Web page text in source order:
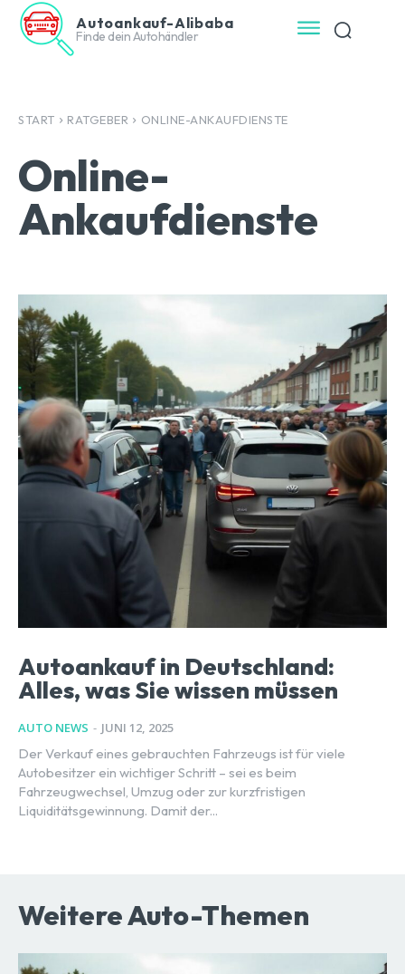
Autoankauf-Alibaba
Finde dein Autohändler
START RATGEBER ONLINE-ANKAUFDIENSTE
Online-
Ankaufdienste
Autoankauf in Deutschland:
Alles, was Sie wissen müssen
AUTO NEWS - JUNI 12, 2025
Der Verkauf eines gebrauchten Fahrzeugs ist für viele
Autobesitzer ein wichtiger Schritt – sei es beim
Fahrzeugwechsel, Umzug oder zur kurzfristigen
Liquiditätsgewinnung. Damit der...
Weitere Auto-Themen